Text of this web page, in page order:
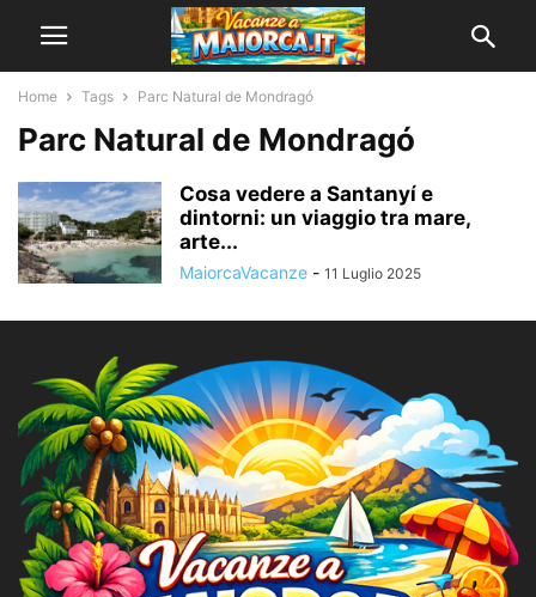
Home Tags Parc Natural de Mondragó
Parc Natural de Mondragó
Cosa vedere a Santanyí e
dintorni: un viaggio tra mare,
arte...
MaiorcaVacanze - 11 Luglio 2025